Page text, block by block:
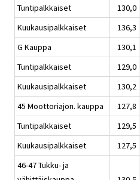
Tuntipalkkaiset
130,0
Kuukausipalkkaiset
136,3
G Kauppa
130,1
Tuntipalkkaiset
129,0
Kuukausipalkkaiset
130,2
45 Moottoriajon. kauppa
127,8
Tuntipalkkaiset
129,5
Kuukausipalkkaiset
127,5
46-47 Tukku- ja